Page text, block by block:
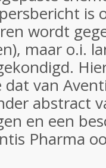
is
wordt
maar o.i.
van
abstract
en een
Pharma